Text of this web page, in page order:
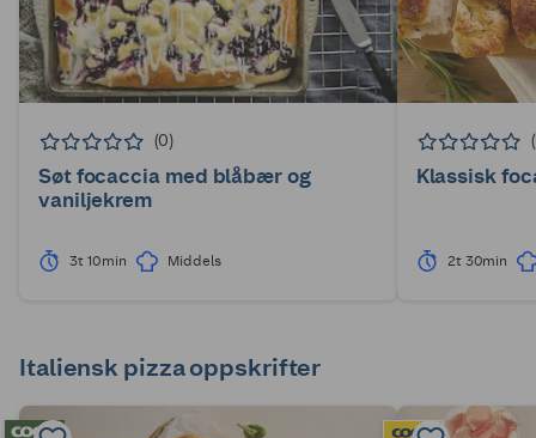
(0)
Søt focaccia med blåbær og
vaniljekrem
3t 10min Middels
Klassisk
2t 30min
Italiensk pizza oppskrifter